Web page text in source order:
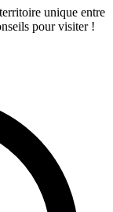
unique entre
pour visiter !